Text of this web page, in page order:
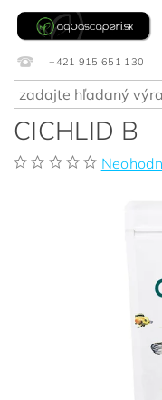
+421 915 651 130
CICHLID B